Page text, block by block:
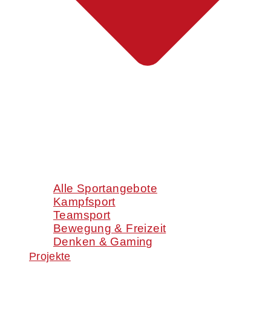
Alle Sportangebote
Kampfsport
Teamsport
Bewegung & Freizeit
Denken & Gaming
Projekte